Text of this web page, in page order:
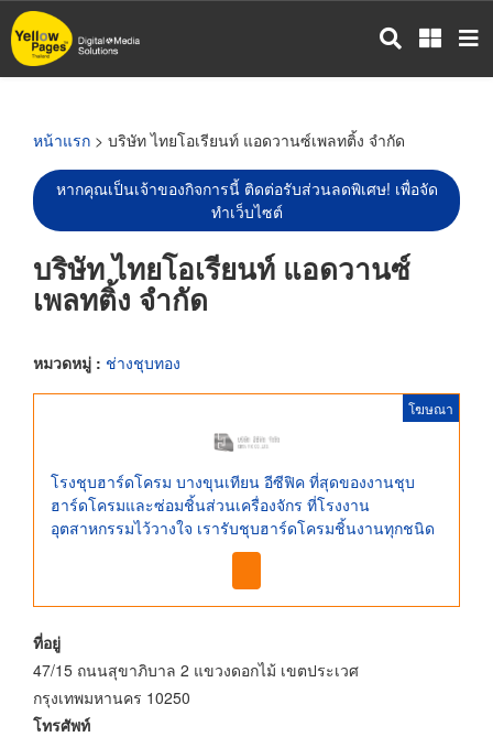
ข้าม
ไป
หน้าแรก > บริษัท ไทยโอเรียนท์ แอดวานซ์เพลทติ้ง จำกัด
หากคุณเป็นเจ้าของกิจการนี้ ติดต่อรับส่วนลดพิเศษ! เพื่อจัด
ทำเว็บไซต์
บริษัท ไทยโอเรียนท์ แอดวานซ์
เพลทติ้ง จำกัด
หมวดหมู่ : ช่างชุบทอง
โฆษณา
โรงชุบฮาร์ดโครม บางขุนเทียน อีซีฟิค ที่สุดของงานชุบ
ฮาร์ดโครมและซ่อมชิ้นส่วนเครื่องจักร ที่โรงงาน
อุตสาหกรรมไว้วางใจ เรารับชุบฮาร์ดโครมชิ้นงานทุกชนิด
ที่อยู่
47/15 ถนนสุขาภิบาล 2 แขวงดอกไม้ เขตประเวศ
กรุงเทพมหานคร 10250
โทรศัพท์